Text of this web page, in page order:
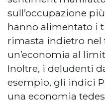
sull’occupazione
hanno alimentato i
rimasta indietro nel
un’economia al
Inoltre, i deludenti
esempio, gli indici
una economia